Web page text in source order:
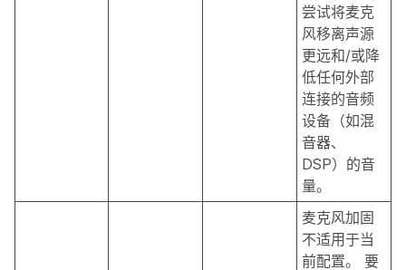
尝试将麦克
风移离声源
更远和/或降
低任何外部
连接的音频
设备（如混
音器、
DSP）的音
量。
麦克风加固
不适用于当
前配置。 要